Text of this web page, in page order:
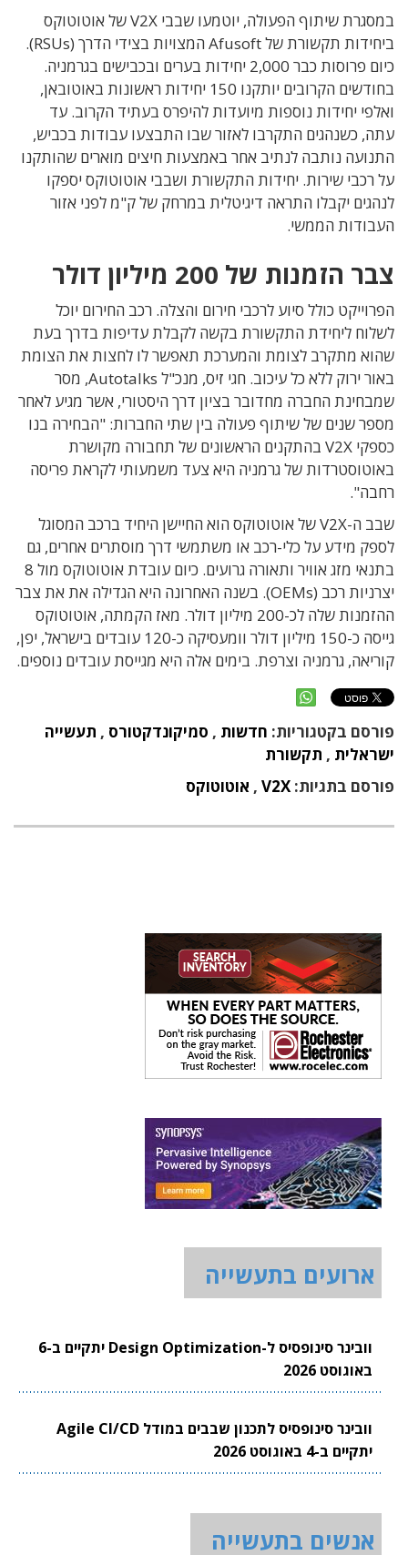
במסגרת שיתוף הפעולה, יוטמעו שבבי V2X של אוטוטוקס
ביחידות תקשורת של Afusoft המצויות בצידי הדרך (RSUs).
כיום פרוסות כבר 2,000 יחידות בערים ובכבישים בגרמניה.
בחודשים הקרובים יותקנו 150 יחידות ראשונות באוטובאן,
ואלפי יחידות נוספות מיועדות להיפרס בעתיד הקרוב. עד
עתה, כשנהגים התקרבו לאזור שבו התבצעו עבודות בכביש,
התנועה נותבה לנתיב אחר באמצעות חיצים מוארים שהותקנו
על רכבי שירות. יחידות התקשורת ושבבי אוטוטוקס יספקו
לנהגים יקבלו התראה דיגיטלית במרחק של ק"מ לפני אזור
העבודות הממשי.
צבר הזמנות של 200 מיליון דולר
הפרוייקט כולל סיוע לרכבי חירום והצלה. רכב החירום יוכל
לשלוח ליחידת התקשורת בקשה לקבלת עדיפות בדרך בעת
שהוא מתקרב לצומת והמערכת תאפשר לו לחצות את הצומת
באור ירוק ללא כל עיכוב. חגי זיס, מנכ"ל Autotalks, מסר
שמבחינת החברה מחדובר בציון דרך היסטורי, אשר מגיע לאחר
מספר שנים של שיתוף פעולה בין שתי החברות: "הבחירה בנו
כספקי V2X בהתקנים הראשונים של תחבורה מקושרת
באוטוסטרדות של גרמניה היא צעד משמעותי לקראת פריסה
רחבה".
שבב ה-V2X של אוטוטוקס הוא החיישן היחיד ברכב המסוגל
לספק מידע על כלי-רכב או משתמשי דרך מוסתרים אחרים, גם
בתנאי מזג אוויר ותאורה גרועים. כיום עובדת אוטוטוקס מול 8
יצרניות רכב (OEMs). בשנה האחרונה היא הגדילה את את צבר
ההזמנות שלה לכ-200 מיליון דולר. מאז הקמתה, אוטוטוקס
גייסה כ-150 מיליון דולר וומעסיקה כ-120 עובדים בישראל, יפן,
קוריאה, גרמניה וצרפת. בימים אלה היא מגייסת עובדים נוספים.
פורסם בקטגוריות: חדשות , סמיקונדקטורס , תעשייה
ישראלית , תקשורת
פורסם בתגיות: V2X
, אוטוטוקס
ארועים בתעשייה
וובינר סינופסיס ל-Design Optimization יתקיים ב-6
באוגוסט 2026
וובינר סינופסיס לתכנון שבבים במודל Agile CI/CD
יתקיים ב-4 באוגוסט 2026
אנשים בתעשייה